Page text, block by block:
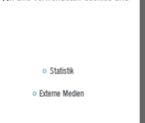
Statistik
Externe Medien